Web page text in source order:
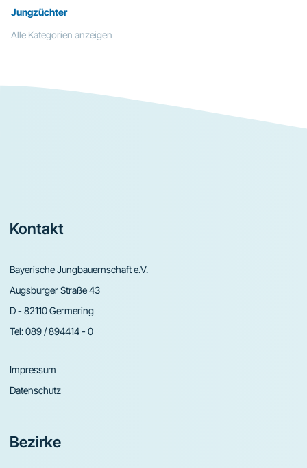
Jungzüchter
Alle Kategorien anzeigen
Footer
Kontakt
Bayerische Jungbauernschaft e.V.
Augsburger Straße 43
D - 82110 Germering
Tel:089 / 894414 - 0
Impressum
Datenschutz
Bezirke